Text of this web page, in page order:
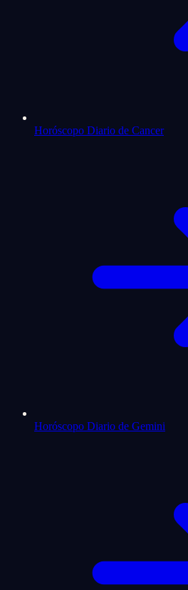
Horóscopo Diario de Cancer
Horóscopo Diario de Gemini